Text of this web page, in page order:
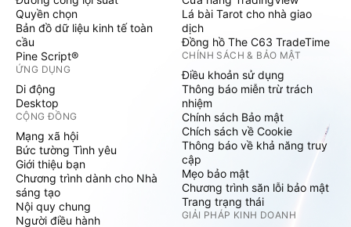
Quyền chọn
Bản đồ dữ liệu kinh tế toàn
cầu
Pine Script®
ỨNG DỤNG
Di động
Desktop
CỘNG ĐỒNG
Mạng xã hội
Bức tường Tình yêu
Giới thiệu bạn
Chương trình dành cho Nhà
sáng tạo
Nội quy chung
Người điều hành
Lá bài Tarot cho nhà giao
dịch
Đồng hồ The C63 TradeTime
CHÍNH SÁCH & BẢO MẬT
Điều khoản sử dụng
Thông báo miễn trừ trách
nhiệm
Chính sách Bảo mật
Chích sách về Cookie
Thông báo về khả năng truy
cập
Mẹo bảo mật
Chương trình săn lỗi bảo mật
Trang trạng thái
GIẢI PHÁP KINH DOANH